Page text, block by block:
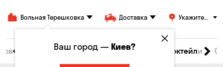
Вольная Терешковка Доставка
Укажите
Пиво Сидр Вино Виски Коктейли
Ваш город —Киев?